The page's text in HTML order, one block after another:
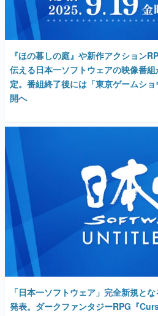
『ほの暮しの庭』や新作アクション
伝える日本一ソフトウェアの映像番
定。番組終了後には「東京ゲームシ
開へ
「日本一ソフトウェア」完全新規と
発表。ダークファンタジーRPG『
ョン『GOBBLE』、アクションRPG
ャー『連呪』、アクションアドベン